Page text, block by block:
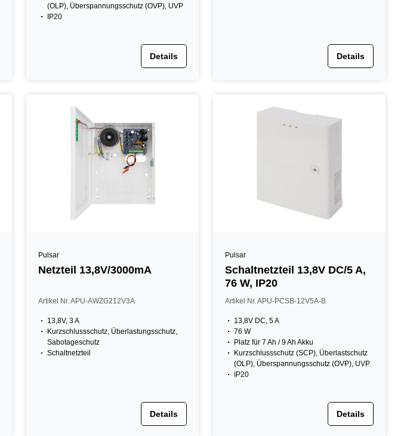
(OLP), Überspannungsschutz (OVP), UVP
IP20
Details Details
Pulsar
Netzteil 13,8V/3000mA
Artikel Nr. APU-AWZG212V3A
13,8V, 3 A
Kurzschlussschutz, Überlastungsschutz,
Sabotageschutz
Schaltnetzteil
Details
Pulsar
Schaltnetzteil 13,8V DC/5 A,
76 W, IP20
Artikel Nr. APU-PCSB-12V5A-B
13,8V DC, 5 A
76 W
Platz für 7 Ah / 9 Ah Akku
Kurzschlussschutz (SCP), Überlastschutz
(OLP), Überspannungsschutz (OVP), UVP
IP20
Details